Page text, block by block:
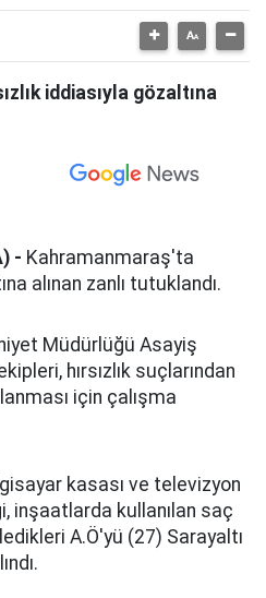
iddiasıyla gözaltına
- Kahramanmaraş'ta
alınan zanlı tutuklandı.
Müdürlüğü Asayiş
hırsızlık suçlarından
için çalışma
kasası ve televizyon
inşaatlarda kullanılan saç
A.Ö'yü (27) Sarayaltı